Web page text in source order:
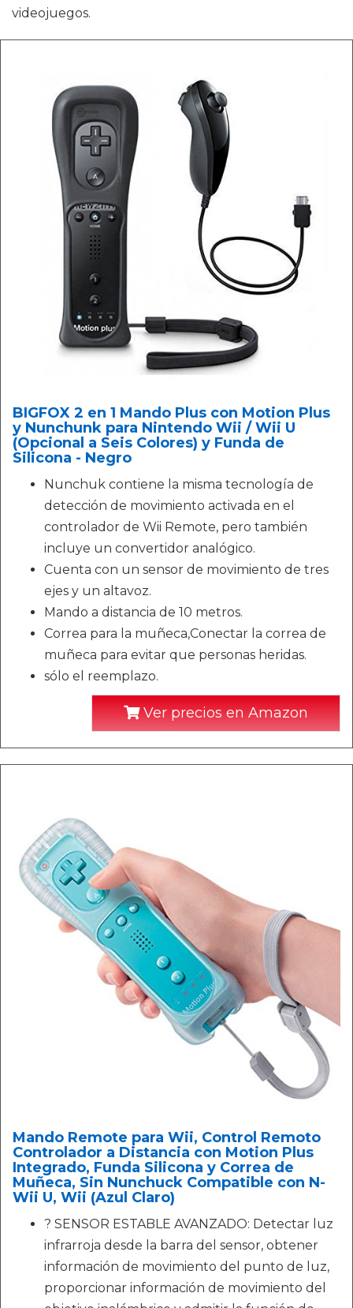
videojuegos.
BIGFOX 2 en 1 Mando Plus con Motion Plus
y Nunchunk para Nintendo Wii / Wii U
(Opcional a Seis Colores) y Funda de
Silicona - Negro
Nunchuk contiene la misma tecnología de
detección de movimiento activada en el
controlador de Wii Remote, pero también
incluye un convertidor analógico.
Cuenta con un sensor de movimiento de tres
ejes y un altavoz.
Mando a distancia de 10 metros.
Correa para la muñeca,Conectar la correa de
muñeca para evitar que personas heridas.
sólo el reemplazo.
Ver precios en Amazon
Mando Remote para Wii, Control Remoto
Controlador a Distancia con Motion Plus
Integrado, Funda Silicona y Correa de
Muñeca, Sin Nunchuck Compatible con N-
Wii U, Wii (Azul Claro)
? SENSOR ESTABLE AVANZADO: Detectar luz
infrarroja desde la barra del sensor, obtener
información de movimiento del punto de luz,
proporcionar información de movimiento del